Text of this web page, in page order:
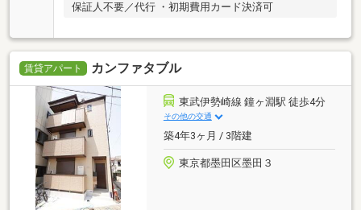
保証人不要／代行 ・初期費用カード決済可
賃貸アパート カンファタブル
東武伊勢崎線 鐘ヶ淵駅 徒歩4分
その他の交通
築4年3ヶ月 / 3階建
東京都墨田区墨田３